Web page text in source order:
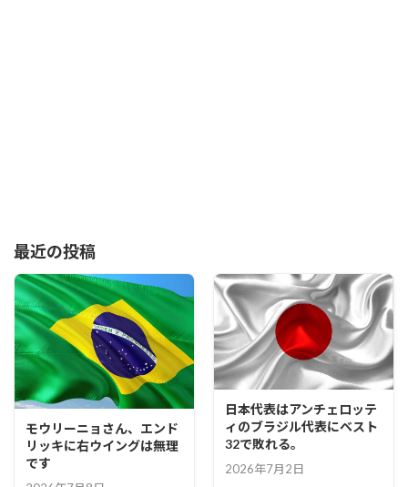
最近の投稿
モウリーニョさん、エンド
リッキに右ウイングは無理
です
日本代表はアンチェロッテ
ィのブラジル代表にベスト
32で敗れる。
2026年7月2日